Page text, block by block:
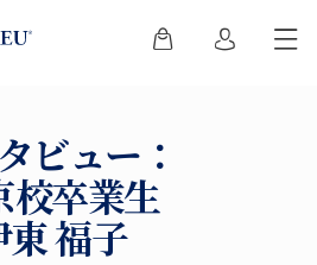
ビュー：
校卒業生
東 福子